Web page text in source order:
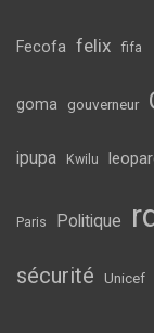
Fecofa felix fifa
goma gouverneur
ipupa Kwilu
Paris Politique
sécurité Unicef